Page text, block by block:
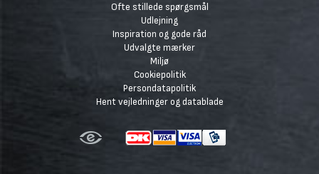
Ofte stillede spørgsmål
Udlejning
Inspiration og gode råd
Udvalgte mærker
Miljø
Cookiepolitik
Persondatapolitik
Hent vejledninger og datablade